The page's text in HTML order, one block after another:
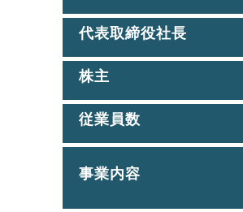
代表取締役社長
株主
従業員数
事業内容